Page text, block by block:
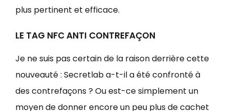
plus pertinent et efficace.
LE TAG NFC ANTI CONTREFAÇON
Je ne suis pas certain de la raison derrière cette
nouveauté : Secretlab a-t-il a été confronté à
des contrefaçons ? Ou est-ce simplement un
moyen de donner encore un peu plus de cachet